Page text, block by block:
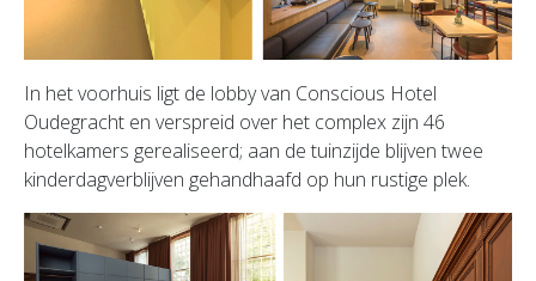
In het voorhuis ligt de lobby van Conscious Hotel
Oudegracht en verspreid over het complex zijn 46
hotelkamers gerealiseerd; aan de tuinzijde blijven twee
kinderdagverblijven gehandhaafd op hun rustige plek.